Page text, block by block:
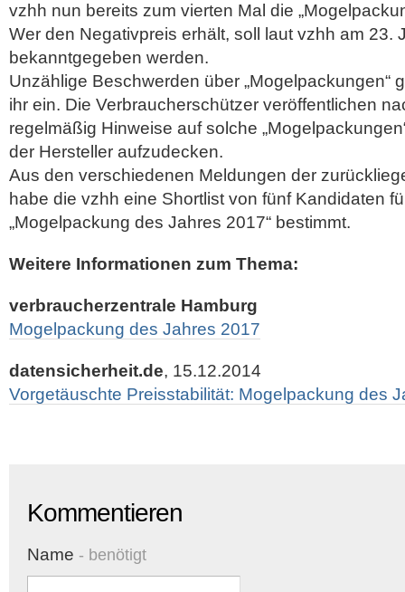
vzhh nun bereits zum vierten Mal die
Wer den Negativpreis erhält, soll laut vzhh am 23.
bekanntgegeben werden.
Unzählige Beschwerden über „Mogelpackungen“
ihr ein. Die Verbraucherschützer veröffentlichen
regelmäßig Hinweise auf solche
der Hersteller aufzudecken.
Aus den verschiedenen Meldungen der
habe die vzhh eine Shortlist von fünf Kandidaten
„Mogelpackung des Jahres 2017“ bestimmt.
Weitere Informationen zum Thema:
verbraucherzentrale Hamburg
Mogelpackung des Jahres 2017
datensicherheit.de, 15.12.2014
Vorgetäuschte Preisstabilität: Mogelpackung des
Kommentieren
Name - benötigt